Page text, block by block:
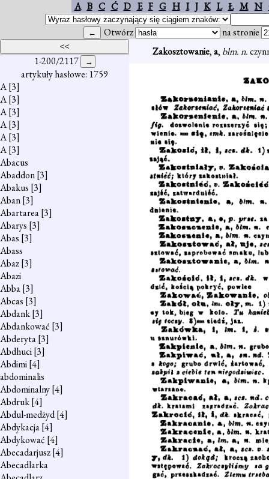
A B C Ć D E F G H I J K L Ł M N
Otwórz na stronie
1-200/2117
artykuły hasłowe: 1759
A[3]
A[3]
A[3]
A[3]
A[3]
A[3]
Abacus
Abaddon[3]
Abakus [3]
Aban[3]
Abartarea[3]
Abarys [3]
Abas [3]
Abass
Abaz[3]
Abazi
Abba[3]
Abcas [3]
Abdank[3]
Abdankować [3]
Abderyta[3]
Abdhuci[3]
Abdimi[4]
abdominalis
Abdominalny[4]
Abdruk[4]
Abdul-medżyd[4]
Abdykacja[4]
Abdykować [4]
Abecadarjusz[4]
Abecadlarka
Zakosztowanie,a, blm. n.